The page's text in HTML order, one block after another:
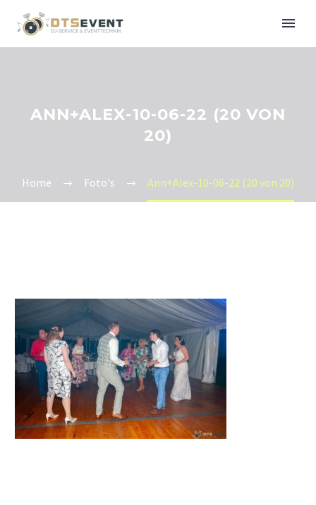
ANN+ALEX-10-06-22 (20 VON
20)
Home Foto's Ann+Alex-10-06-22 (20 von 20)